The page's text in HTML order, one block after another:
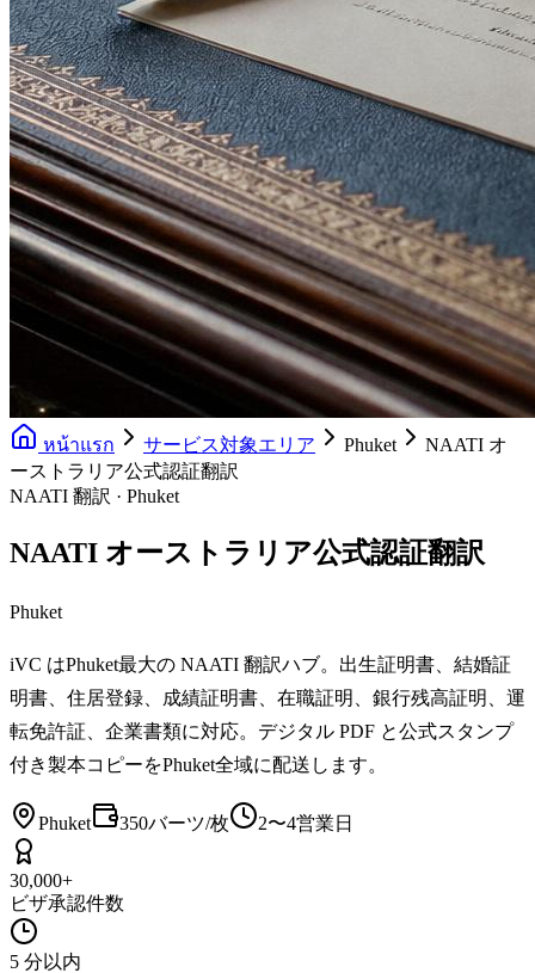
หน้าแรก サービス対象エリア Phuket
NAATI オ
ーストラリア公式認証翻訳
NAATI 翻訳 · Phuket
NAATI オーストラリア公式認証翻訳
Phuket
iVC はPhuket最大の NAATI 翻訳ハブ。出生証明書、結婚証
明書、住居登録、成績証明書、在職証明、銀行残高証明、運
転免許証、企業書類に対応。デジタル PDF と公式スタンプ
付き製本コピーをPhuket全域に配送します。
Phuket 350バーツ/枚 2〜4営業日
30,000+
ビザ承認件数
5 分以内